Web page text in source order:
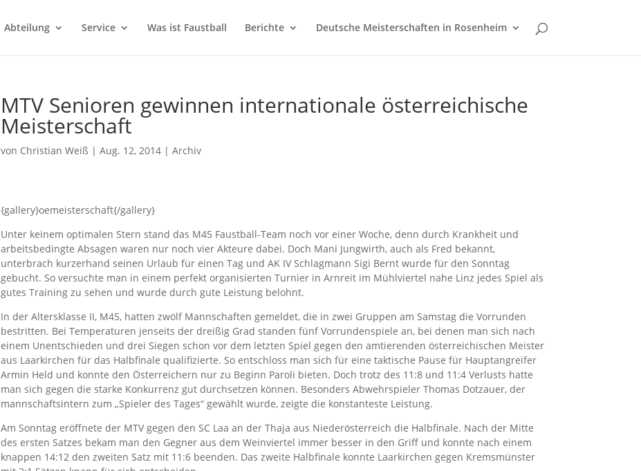
Abteilung Service Was ist Faustball Berichte Deutsche Meisterschaften in Rosenheim
MTV Senioren gewinnen internationale österreichische
Meisterschaft
von Christian Weiß | Aug. 12, 2014| Archiv
{gallery}oemeisterschaft{/gallery}
Unter keinem optimalen Stern stand das M45 Faustball-Team noch vor einer Woche, denn durch Krankheit und
arbeitsbedingte Absagen waren nur noch vier Akteure dabei. Doch Mani Jungwirth, auch als Fred bekannt,
unterbrach kurzerhand seinen Urlaub für einen Tag und AK IV Schlagmann Sigi Bernt wurde für den Sonntag
gebucht. So versuchte man in einem perfekt organisierten Turnier in Arnreit im Mühlviertel nahe Linz jedes Spiel als
gutes Training zu sehen und wurde durch gute Leistung belohnt.
In der Altersklasse II, M45, hatten zwölf Mannschaften gemeldet, die in zwei Gruppen am Samstag die Vorrunden
bestritten. Bei Temperaturen jenseits der dreißig Grad standen fünf Vorrundenspiele an, bei denen man sich nach
einem Unentschieden und drei Siegen schon vor dem letzten Spiel gegen den amtierenden österreichischen Meister
aus Laarkirchen für das Halbfinale qualifizierte. So entschloss man sich für eine taktische Pause für Hauptangreifer
Armin Held und konnte den Österreichern nur zu Beginn Paroli bieten. Doch trotz des 11:8 und 11:4 Verlusts hatte
man sich gegen die starke Konkurrenz gut durchsetzen können. Besonders Abwehrspieler Thomas Dotzauer, der
mannschaftsintern zum „Spieler des Tages“ gewählt wurde, zeigte die konstanteste Leistung.
Am Sonntag eröffnete der MTV gegen den SC Laa an der Thaja aus Niederösterreich die Halbfinale. Nach der Mitte
des ersten Satzes bekam man den Gegner aus dem Weinviertel immer besser in den Griff und konnte nach einem
knappen 14:12 den zweiten Satz mit 11:6 beenden. Das zweite Halbfinale konnte Laarkirchen gegen Kremsmünster